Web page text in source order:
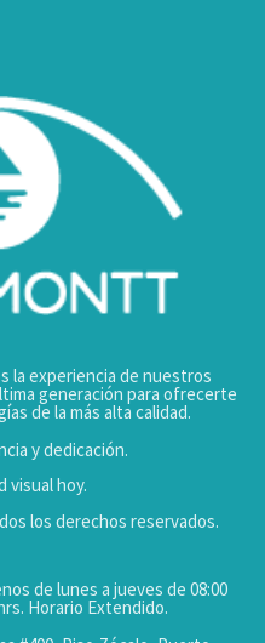
la experiencia de nuestros
generación para ofrecerte
de la más alta calidad.
y dedicación.
visual hoy.
los derechos reservados.
de lunes a jueves de 08:00
Horario Extendido.